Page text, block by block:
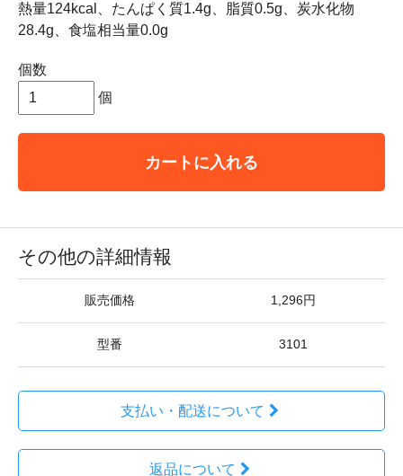
熱量124kcal、たんぱく質1.4g、脂質0.5g、炭水化物
28.4g、食塩相当量0.0g
個数
個
カートに入れる
その他の詳細情報
販売価格 1,296円
型番 3101
支払い・配送について
返品について